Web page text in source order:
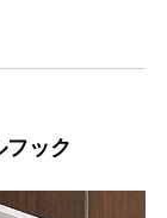
ック